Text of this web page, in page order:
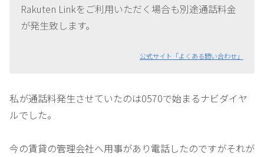
Rakuten Linkをご利用いただく場合も別途通話料金
が発生致します。
公式サイト「よくある問い合わせ」
私が通話料発生させていたのは0570で始まるナビダイヤ
ルでした。
今の賃貸の管理会社へ用事があり電話したのですがそれが